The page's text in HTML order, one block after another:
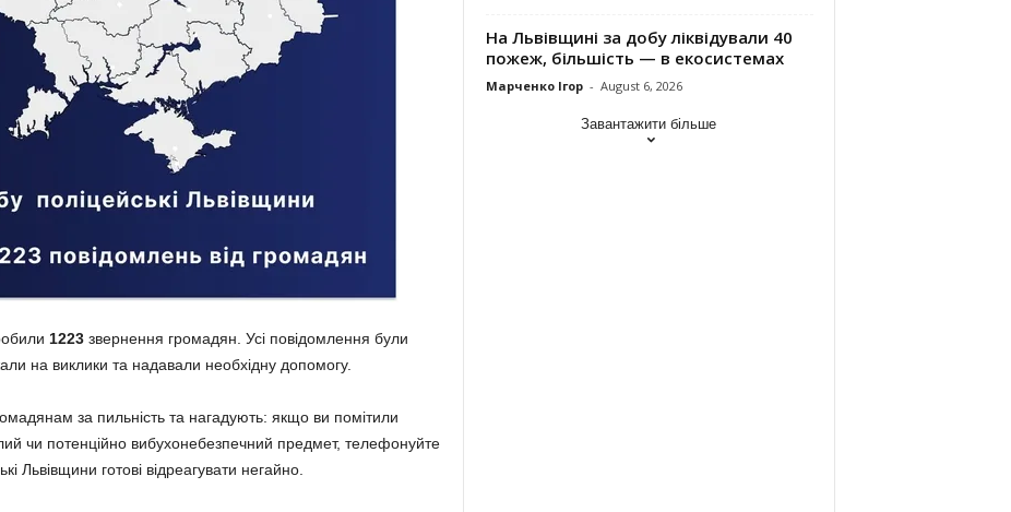
1223звернення громадян. Усі повідомлення були
на виклики та надавали необхідну допомогу.
за пильність та нагадують: якщо ви помітили
чи потенційно вибухонебезпечний предмет, телефонуйте
Львівщини готові відреагувати негайно.
На Львівщині за добу ліквідували 40
пожеж, більшість — в екосистемах
Марченко Ігор - August 6, 2026
Завантажити більше